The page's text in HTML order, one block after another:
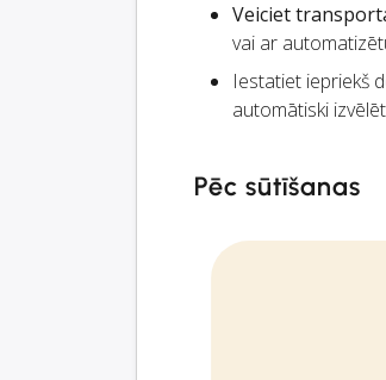
Veiciet
vai ar
Iestatiet iepriekš
automātiski
Pēc sūtīšanas